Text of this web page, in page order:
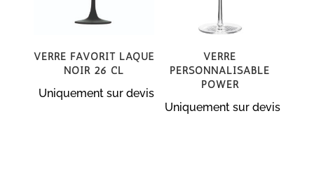
Verre Favorit laqué
noir 26 cl
Uniquement sur devis
Verre
personnalisable
Power
Uniquement sur devis